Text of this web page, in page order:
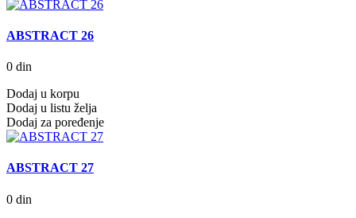
ABSTRACT 26
0 din
Dodaj u korpu
Dodaj u listu želja
Dodaj za poređenje
ABSTRACT 27
0 din